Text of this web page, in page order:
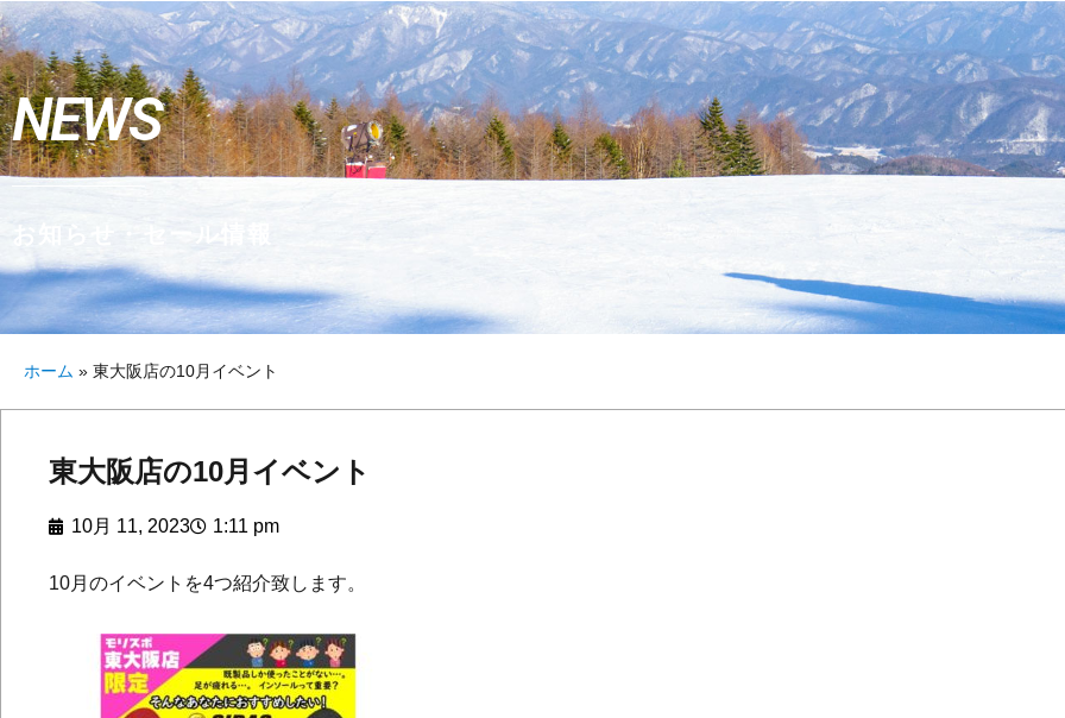
NEWS
お知らせ・セール情報
ホーム » 東大阪店の10月イベント
東大阪店の10月イベント
10月 11, 2023 1:11 pm
10月のイベントを4つ紹介致します。